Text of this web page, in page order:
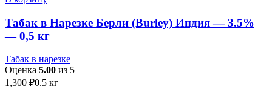
Табак в Нарезке Берли (Burley) Индия — 3.5%
— 0,5 кг
Табак в нарезке
Оценка 5.00 из 5
1,300 ₽0.5 кг